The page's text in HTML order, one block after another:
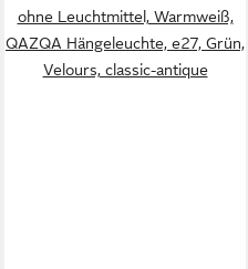
ohne Leuchtmittel, Warmweiß,
QAZQA Hängeleuchte, e27, Grün,
Velours, classic-antique